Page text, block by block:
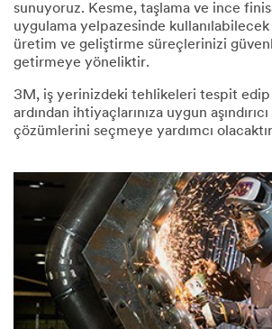
sunuyoruz. Kesme, taşlama ve ince
uygulama yelpazesinde
üretim ve geliştirme süreçlerinizi
getirmeye yöneliktir.
3M, iş yerinizdeki tehlikeleri tespit edip
ardından ihtiyaçlarınıza uygun
çözümlerini seçmeye yardımcı